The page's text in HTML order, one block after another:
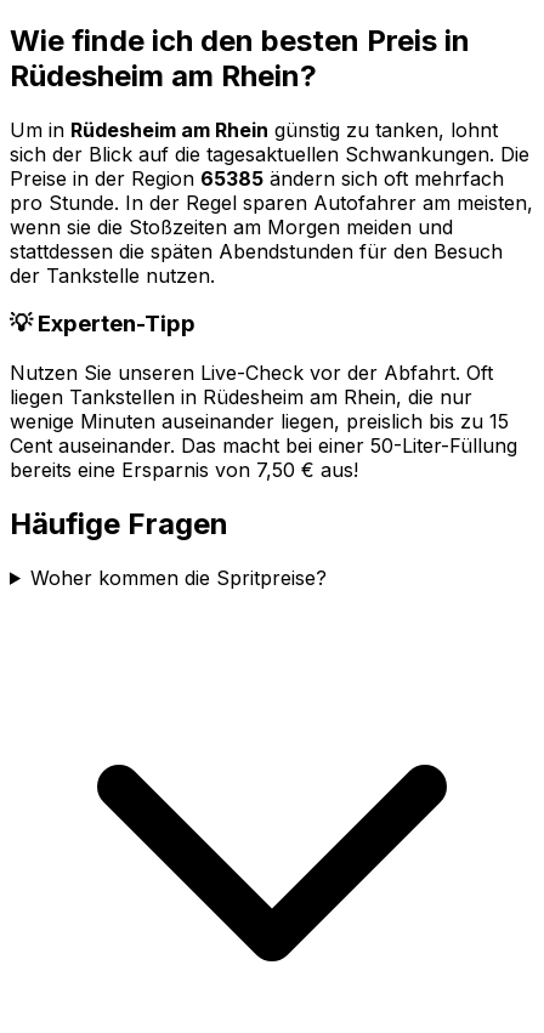
Wie finde ich den besten Preis in
Rüdesheim am Rhein?
Um in Rüdesheim am Rhein günstig zu tanken, lohnt
sich der Blick auf die tagesaktuellen Schwankungen. Die
Preise in der Region 65385 ändern sich oft mehrfach
pro Stunde. In der Regel sparen Autofahrer am meisten,
wenn sie die Stoßzeiten am Morgen meiden und
stattdessen die späten Abendstunden für den Besuch
der Tankstelle nutzen.
💡 Experten-Tipp
Nutzen Sie unseren Live-Check vor der Abfahrt. Oft
liegen Tankstellen in Rüdesheim am Rhein, die nur
wenige Minuten auseinander liegen, preislich bis zu 15
Cent auseinander. Das macht bei einer 50-Liter-Füllung
bereits eine Ersparnis von 7,50 € aus!
Häufige Fragen
Woher kommen die Spritpreise?